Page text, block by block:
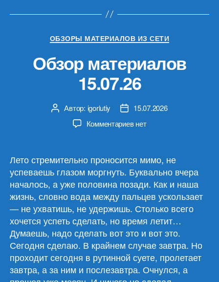
Рубрики
ОБЗОРЫ МАТЕРИАЛОВ ИЗ СЕТИ
Обзор материалов
15.07.26
Автор
записи
Автор: igorlutiy
Дата15.07.2026
Комментариевк
15.07.26
нет
Лето стремительно проносится мимо, не
успеваешь глазом моргнуть. Буквально вчера
началось, а уже половина позади. Как и наша
жизнь, словно вода между пальцев ускользает
— не ухватишь, не удержишь. Столько всего
хочется успеть сделать, но время летит…
Думаешь, надо сделать вот это и вот это.
Сегодня сделаю. В крайнем случае завтра. Но
проходит сегодня в рутинной суете, пролетает
завтра, а за ним и послезавтра. Очнулся, а